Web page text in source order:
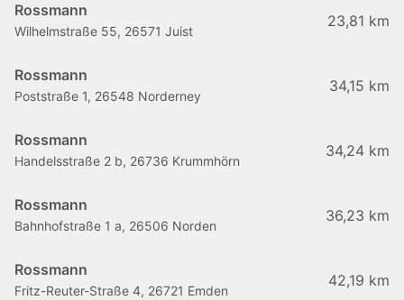
Rossmann
Wilhelmstraße 55, 26571 Juist
23,81 km
Rossmann
Poststraße 1, 26548 Norderney
34,15 km
Rossmann
Handelsstraße 2 b, 26736 Krummhörn
34,24 km
Rossmann
Bahnhofstraße 1 a, 26506 Norden
36,23 km
Rossmann
Fritz-Reuter-Straße 4, 26721 Emden
42,19 km